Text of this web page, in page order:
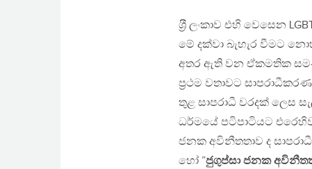
ශ‍්‍රී ලංකාව එහි වෙසෙන
මේ දක්වා බැහැර වීමට
අතර ඇති වන ඒකමතික සම-
ප‍්‍රථම වතාවට
තුළ සාපරාධී වරදක් ලෙස
ධර්මයේ පටිපාටියට
ජනක අවිනීතතාව ද
හෝ ”ජුගුප්සා ජනක